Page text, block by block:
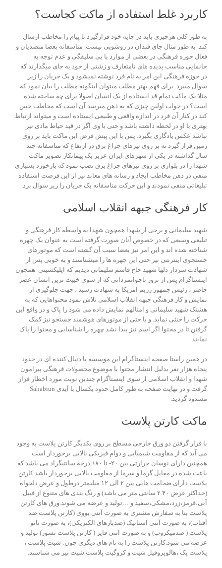
کاربرد غلط استفاده از ماکت کجاست؟
به طور کلی هرچیزی باید در جایه خود قرارگیرد تا پیام را مخاطب ارسال
کند. به طور مثال جای قندان در روشویی نیست. متاسفانه بعضا متصدیان و
فعال حوزه فرهنگی در بعضی از موارد با بی سلیقگی و عدم توجه به
جانمایی مناسب پدیده های نامتعارف و زشتی از خود به جای میگذارند که
در حوزه فرهنگی این امر به نام فرد نوشته نمیشود و یک جریان را زیر
سوال میبرد. برای فهم بهتر مطلب میتوان اینگونه مطلب را بیان نمود که
مثلا یک ماکت تمام قد ایستاده از یک انسان اصولا برای چه ساخته شده
است؟ در جواب اولین چیزی که به ذهن میرسد آن است که مخاطب حس
کند در کنار آن فرد در اندازه واقعی و طبیعی ایستاده است و میتواند ارتباط
بهتری با او در لحظه داشته باشد و حتی با وی اگر در قید حیاط مادی نیز
نباشد عکس یادگاری بگیرد. پس با این پیش فرض این ماکت باید بر روی
زمین قرار گیرد نه بر روی تیرهای چراغ برق در ارتفاع که متاسفانه چند
سال گذاشته در یکی از شهرهای ایران عزیز یک پیمانکار تصویر ماکت
شهدا را در بلواری بر روی تیرهای چراغ برق نصب نمود که بازخورد بسیاری
منفی در ذهن مخاطب ایجاد و رسانه های معاند نیز از این فرصت استفاده
تبلیغاتی منفی نمودند و این حرکت متاسفانه یک جریان را زیر سوال برد.
کار فرهنگی جبهه انقلاب اسلامی
شهید سلیمانی و برخی از شهدا همچون شهدا به واسطه کار فرهنگی و
تبلیغی وسیعی که در خصوص آنان صورت گرفته است به عنوان یک چهره
شناخته شده اند و این امر نیز بعضا سبب آن گشته است که موتورهای
جستجوی اینترنتی نیز حتی این چهره ها را میشناسند و به خوبی پس از
شهادت سردار دلها شهید حاج قاسم سلیمانی دیدیم که اپلیکشینی همچون
اینستاگرام پس از ترور ناجوانمردانی که از سوی خبیث ترین انسان عصر
حاضر ، رئیس جمهور رژیم امریکا به شهادت رسید ، جهت جلوگیری از
نمایش و کار فرهنگی جبهه انقلاب اسلامی تلاش نمود محتواهایی که به
هشتک شهید سلیمانی و امثالهم نمایش داده می شود را پاک و در واقع این
حرکت را خنثی نماید. و یا حتی از موتورهای هوشمند جستجو نیز کمک
گرفتن تا در محتوا اگر اسم نیز پیدا نشد چهره را شناسایی و محتوا را پاک
نمایند.
در همین راستا صفحه اینستاگرام این موسسه با دنبال کننده ای در حدود
پنجاه هزار نفر بدلیل انتشار محتوا با موضوع محصولات فرهنگی پیرامون
شهدا و انقلاب اسلامی از سوی اینستاگرام چندین نوبت مورد اخطار قرار
گرفت و در نهایت صفحه به طور کامل حدود یکسال با آیدی Sahabiun
مسدود گردید.
ماکت کارتن پلاست
با قرار گرفتن دو ورق خارجی مسطح بر روی یکدیگر کارتن پلاست به وجود
می آید که از مقاومت شیمیایی و دوام فیزیکی بالایی برخوردار است
همچنین دارای نوسان حرارتی بین ۲۰- تا ۸۰+ درجه سانتیگراد می باشد که
باعث شده در مقابل گرما و سرما از مقاومت بالایی برخوردار باشد.کارتن
پلاست دارای ضخامت هایی بین ۲ الی ۱۲ میلیمتر درطول و عرض دلخواه
(حداکثر عرض ۲.۴۰ سانتی متر می باشد) و رنگ بندی های متنوع از قبیل
آبی،قرمز،زرد،مشکی،سفید و …تولید و عرضه می شوند.ورق های کارتن
پلاست بنا به سفارش مشتری به صورت آنتی یووی (کارتن پلاست ضد
آفتاب)، به صورت آنتی استاتیک (ضدبارهای الکتریکی)، به صورت نانو
پلاست ( ضدمیکروب) و به صورت آنتی فایر ( کارتن پلاست نسوز) تولید و
عرضه می شود.کارتن پلاست را به نام های دیگری چون: شیت پلاست ،
پلاست پک ،هالوپروفیل شیت و کروگیت پلاست شیت نیز می شناسند.